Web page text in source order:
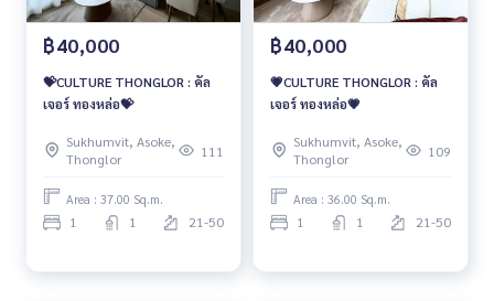
฿40,000
💝CULTURE THONGLOR : คัล
เจอร์ ทองหล่อ💝
Sukhumvit, Asoke,
Thonglor
111
Area : 37.00 Sq.m.
1 1 21-50
฿40,000
💗CULTURE THONGLOR : คัล
เจอร์ ทองหล่อ💗
Sukhumvit, Asoke,
Thonglor
109
Area : 36.00 Sq.m.
1 1 21-50